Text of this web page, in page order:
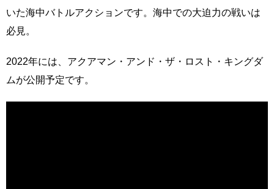
いた海中バトルアクションです。海中での大迫力の戦いは
必見。
2022年には、アクアマン・アンド・ザ・ロスト・キングダ
ムが公開予定です。